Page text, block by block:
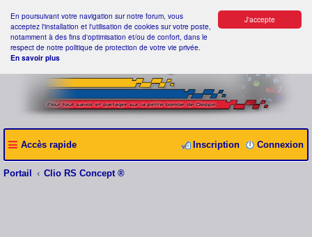
J'accepte
En poursuivant votre navigation sur notre forum, vous
acceptez l'installation et l'utilisation de cookies sur votre poste,
notamment à des fins d'optimisation et/ou de confort, dans le
respect de notre politique de protection de votre vie privée.
En savoir plus
Accès rapide Connexion
Inscription
Portail Clio RS Concept ®